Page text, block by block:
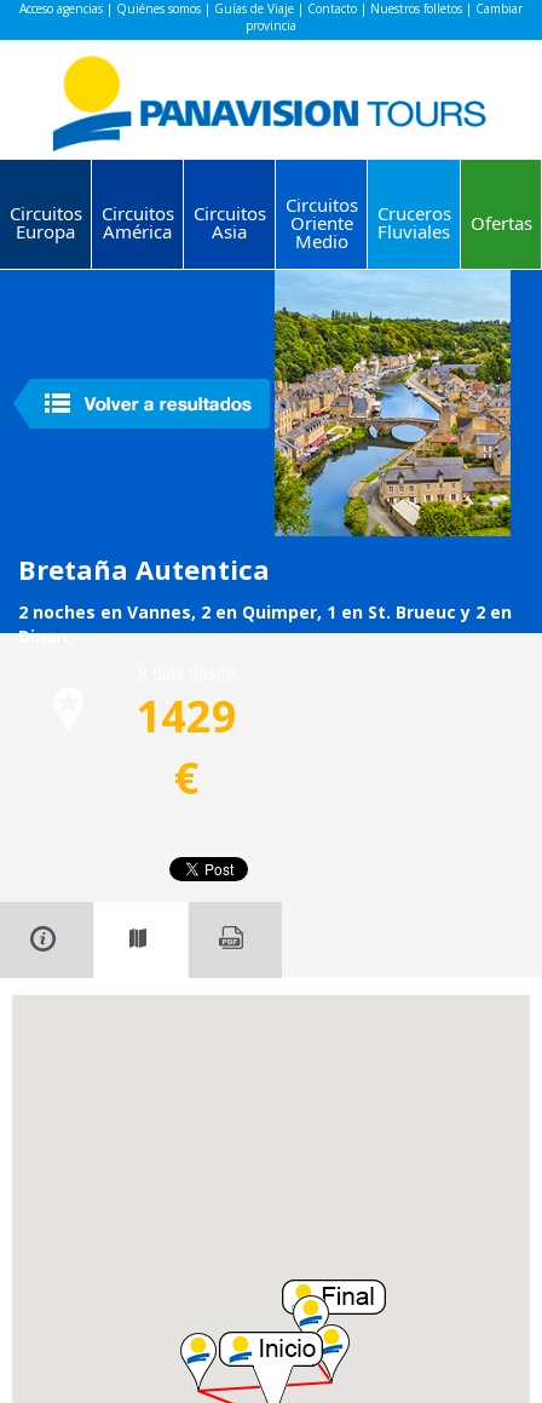
Acceso agencias | Quiénes somos | Guías de Viaje | Contacto | Nuestros folletos | Cambiar
provincia
Circuitos
Europa
Circuitos
América
Circuitos
Asia
Circuitos
Oriente
Medio
Cruceros
Fluviales Ofertas
Bretaña Autentica
2 noches en Vannes, 2 en Quimper, 1 en St. Brueuc y 2 en
Dinan,
1429
€